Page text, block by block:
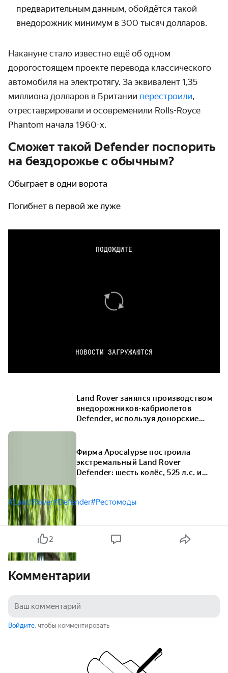
предварительным данным, обойдётся такой
внедорожник минимум в 300 тысяч долларов.
Накануне стало известно ещё об одном
дорогостоящем проекте перевода классического
автомобиля на электротягу. За эквивалент 1,35
миллиона долларов в Британии перестроили,
отреставрировали и осовременили Rolls-Royce
Phantom начала 1960-х.
Сможет такой Defender поспорить
на бездорожье с обычным?
Обыграет в одни ворота
Погибнет в первой же луже
ПОДОЖДИТЕ
НОВОСТИ ЗАГРУЖАЮТСЯ
Land Rover занялся производством
внедорожников-кабриолетов
Defender, используя донорские
Фирма Apocalypse построила
экстремальный Land Rover
Defender: шесть колёс, 525 л.с. и
#Land Rover#Defender#Рестомоды
2
Комментарии
Войдите, чтобы комментировать